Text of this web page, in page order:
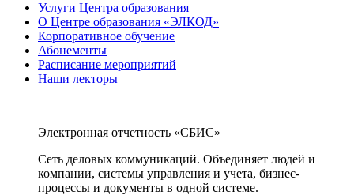
Услуги Центра образования
О Центре образования «ЭЛКОД»
Корпоративное обучение
Абонементы
Расписание мероприятий
Наши лекторы
Электронная отчетность «СБИС»
Сеть деловых коммуникаций. Объединяет людей и
компании, системы управления и учета, бизнес-
процессы и документы в одной системе.